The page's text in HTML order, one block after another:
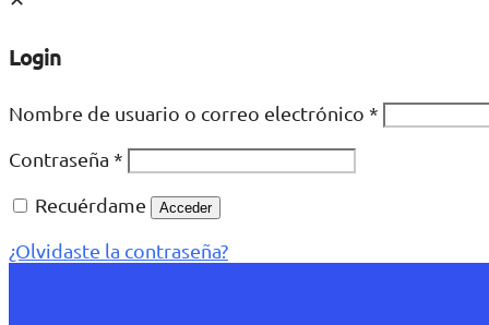
Login
Nombre de usuario o correo electrónico *
Contraseña *
Recuérdame
Acceder
¿Olvidaste la contraseña?